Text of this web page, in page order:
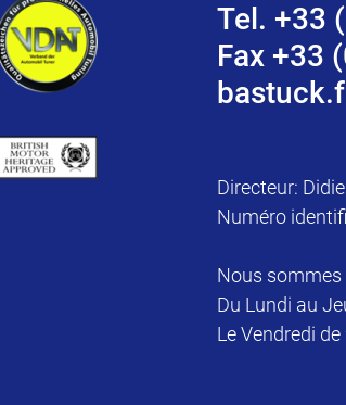
Tel. +33
Fax +33
Directeur:
Numéro
Nous
Du Lundi au
Le Vendredi